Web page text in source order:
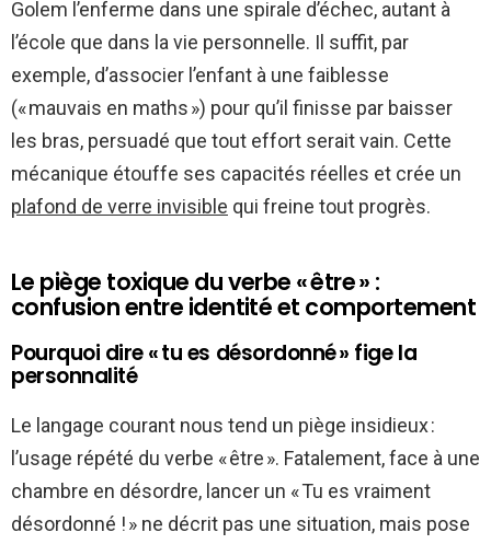
Golem l’enferme dans une spirale d’échec, autant à
l’école que dans la vie personnelle. Il suffit, par
exemple, d’associer l’enfant à une faiblesse
(« mauvais en maths ») pour qu’il finisse par baisser
les bras, persuadé que tout effort serait vain. Cette
mécanique étouffe ses capacités réelles et crée un
plafond de verre invisible qui freine tout progrès.
Le piège toxique du verbe « être » :
confusion entre identité et comportement
Pourquoi dire « tu es désordonné » fige la
personnalité
Le langage courant nous tend un piège insidieux :
l’usage répété du verbe « être ». Fatalement, face à une
chambre en désordre, lancer un « Tu es vraiment
désordonné ! » ne décrit pas une situation, mais pose